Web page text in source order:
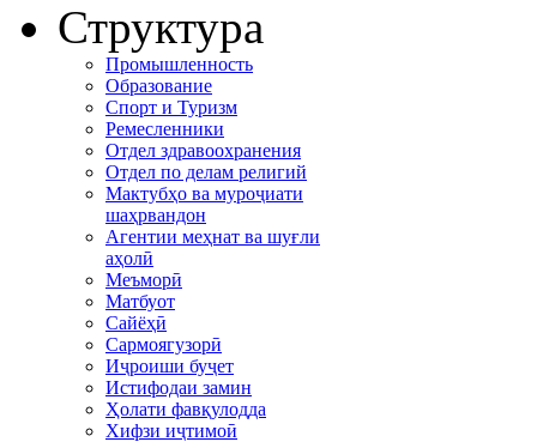
Структура
Промышленность
Образование
Спорт и Туризм
Ремесленники
Отдел здравоохранения
Отдел по делам религий
Мактубҳо ва муроҷиати
шаҳрвандон
Агентии меҳнат ва шуғли
аҳолӣ
Меъморӣ
Матбуот
Сайёҳӣ
Сармоягузорӣ
Иҷроиши буҷет
Истифодаи замин
Ҳолати фавқулодда
Хифзи иҷтимоӣ